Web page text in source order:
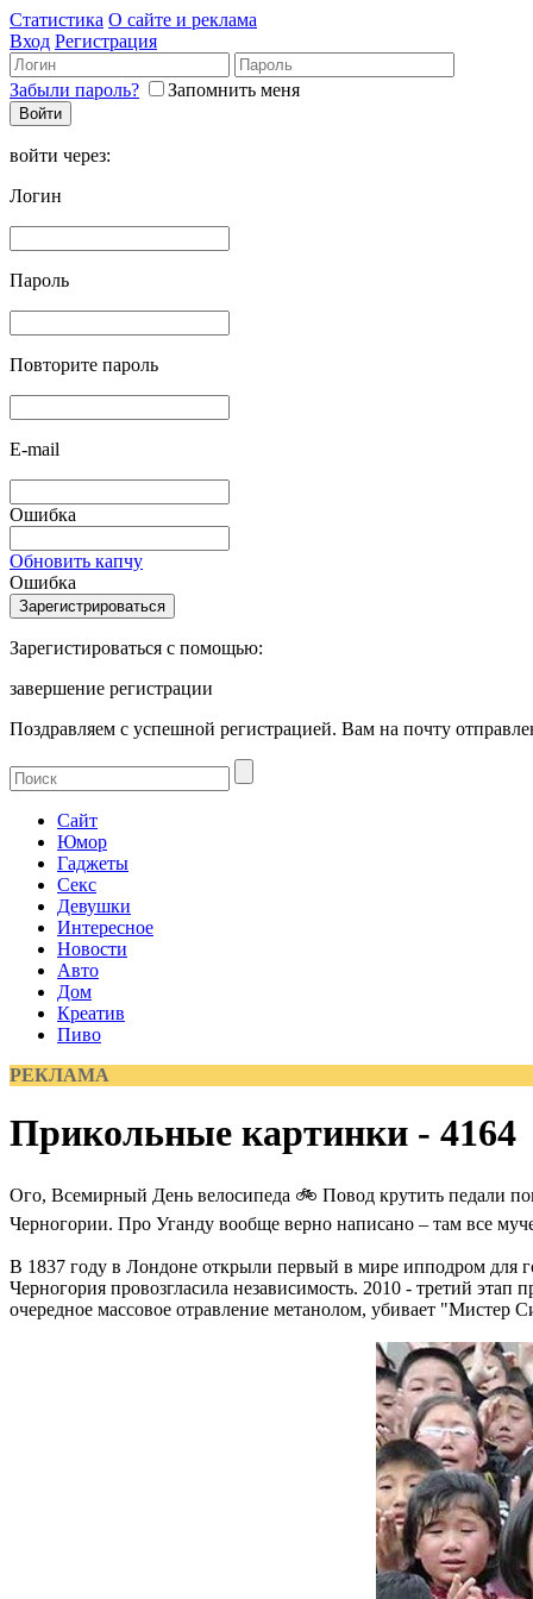
Статистика О сайте и реклама
Вход Регистрация
Забыли пароль? Запомнить меня
войти через:
Логин
Пароль
Повторите пароль
E-mail
Ошибка
Обновить капчу
Ошибка
Зарегистироваться с помощью:
завершение регистрации
Поздравляем с успешной регистрацией. Вам на почту
Сайт
Юмор
Гаджеты
Секс
Девушки
Интересное
Новости
Авто
Дом
Креатив
Пиво
РЕКЛАМА
Прикольные картинки - 4164
Ого, Всемирный День велосипеда 🚲 Повод крутить педали
Черногории. Про Уганду вообще верно написано – там все
В 1837 году в Лондоне открыли первый в мире ипподром для
Черногория провозгласила независимость. 2010 - третий
очередное массовое отравление метанолом, убивает "Мистер